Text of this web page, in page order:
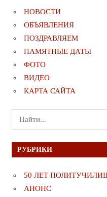
НОВОСТИ
ОБЪЯВЛЕНИЯ
ПОЗДРАВЛЯЕМ
ПАМЯТНЫЕ ДАТЫ
ФОТО
ВИДЕО
КАРТА САЙТА
Поиск
для:
РУБРИКИ
50 ЛЕТ
АНОНС